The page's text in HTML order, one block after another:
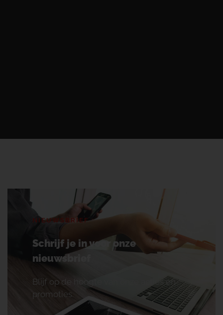
NIEUWSBRIEF
Schrijf je in voor onze
nieuwsbrief
Blijf op de hoogte van onze acties en
promoties.